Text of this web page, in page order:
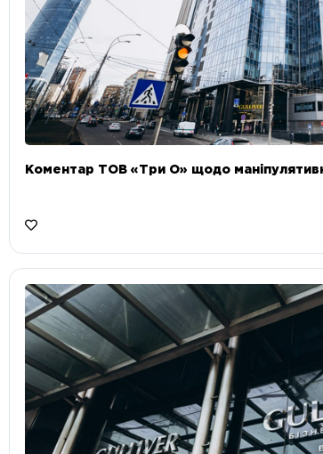
Коментар ТОВ «Три О» щодо